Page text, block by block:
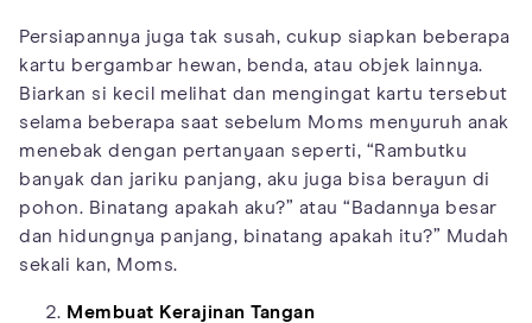
Persiapannya juga tak susah, cukup siapkan beberapa
kartu bergambar hewan, benda, atau objek lainnya.
Biarkan si kecil melihat dan mengingat kartu tersebut
selama beberapa saat sebelum Moms menyuruh anak
menebak dengan pertanyaan seperti, “Rambutku
banyak dan jariku panjang, aku juga bisa berayun di
pohon. Binatang apakah aku?” atau “Badannya besar
dan hidungnya panjang, binatang apakah itu?” Mudah
sekali kan, Moms.
Membuat Kerajinan Tangan